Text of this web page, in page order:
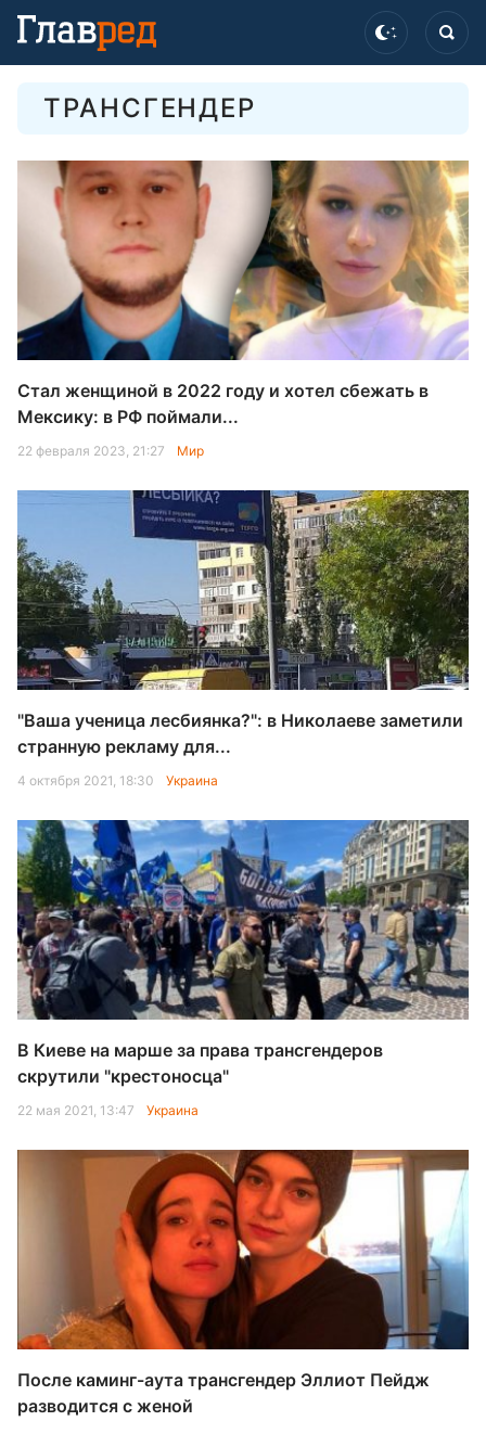
ТРАНСГЕНДЕР
Стал женщиной в 2022 году и хотел сбежать в
Мексику: в РФ поймали...
22 февраля 2023, 21:27 Мир
"Ваша ученица лесбиянка?": в Николаеве заметили
странную рекламу для...
4 октября 2021, 18:30 Украина
В Киеве на марше за права трансгендеров
скрутили "крестоносца"
22 мая 2021, 13:47 Украина
После каминг-аута трансгендер Эллиот Пейдж
разводится с женой